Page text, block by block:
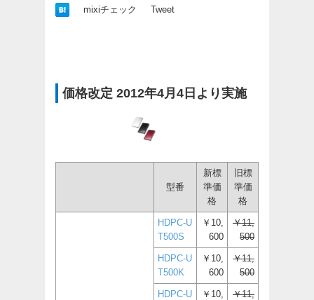
mixiチェック Tweet
価格改定 2012年4月4日より実施
型番
新標
準価
格
旧標
準価
格
HDPC-U
T500S
￥10,
600
￥11,
500
HDPC-U
T500K
￥10,
600
￥11,
500
HDPC-U
￥10,
￥11,